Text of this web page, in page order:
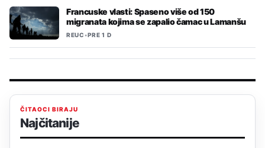
Francuske vlasti: Spaseno više od 150
migranata kojima se zapalio čamac u Lamanšu
REUC•PRE 1 D
ČITAOCI BIRAJU
Najčitanije